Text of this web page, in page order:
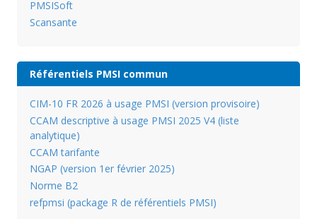
PMSISoft
Scansante
Référentiels PMSI commun
CIM-10 FR 2026 à usage PMSI (version provisoire)
CCAM descriptive à usage PMSI 2025 V4 (liste
analytique)
CCAM tarifante
NGAP (version 1er février 2025)
Norme B2
refpmsi (package R de référentiels PMSI)